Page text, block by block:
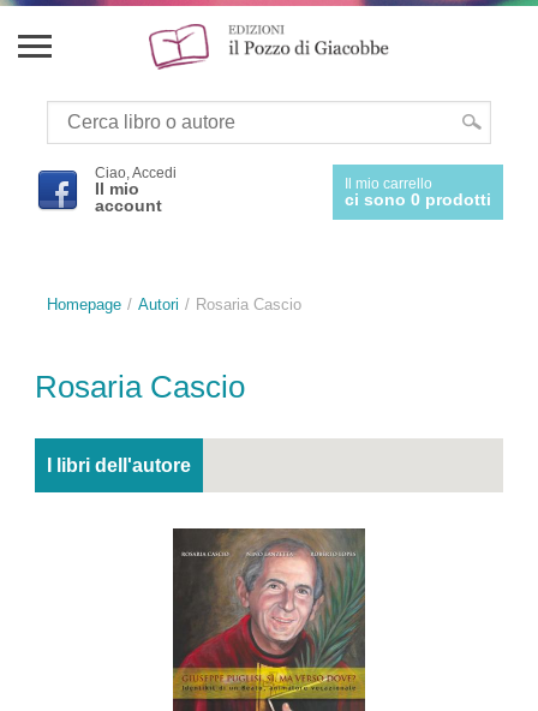
Ciao, Accedi
Il mio
account
Il mio carrello
ci sono 0 prodotti
Homepage Autori Rosaria Cascio
Rosaria Cascio
I libri dell'autore